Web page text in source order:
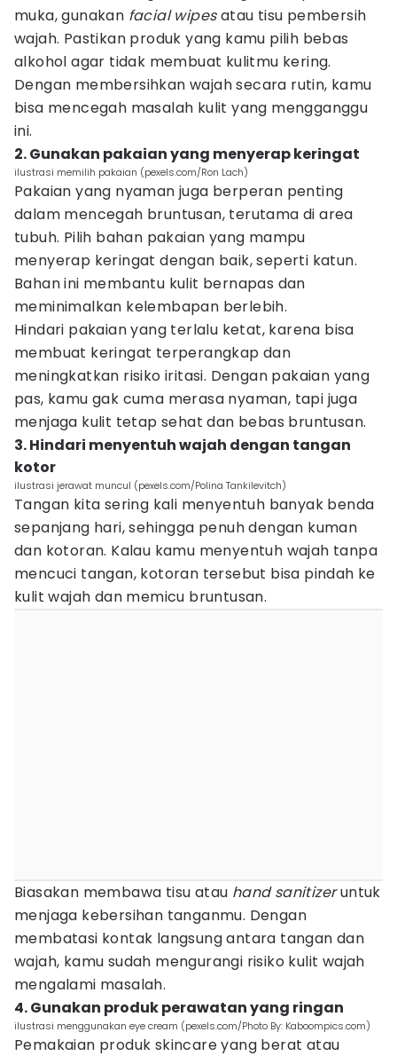
muka, gunakan facial wipesatau tisu pembersih
wajah. Pastikan produk yang kamu pilih bebas
alkohol agar tidak membuat kulitmu kering.
Dengan membersihkan wajah secara rutin, kamu
bisa mencegah masalah kulit yang mengganggu
ini.
2. Gunakan pakaian yang menyerap keringat
ilustrasi memilih pakaian (pexels.com/Ron Lach)
Pakaian yang nyaman juga berperan penting
dalam mencegah bruntusan, terutama di area
tubuh. Pilih bahan pakaian yang mampu
menyerap keringat dengan baik, seperti katun.
Bahan ini membantu kulit bernapas dan
meminimalkan kelembapan berlebih.
Hindari pakaian yang terlalu ketat, karena bisa
membuat keringat terperangkap dan
meningkatkan risiko iritasi. Dengan pakaian yang
pas, kamu gak cuma merasa nyaman, tapi juga
menjaga kulit tetap sehat dan bebas bruntusan.
3. Hindari menyentuh wajah dengan tangan
kotor
ilustrasi jerawat muncul (pexels.com/Polina Tankilevitch)
Tangan kita sering kali menyentuh banyak benda
sepanjang hari, sehingga penuh dengan kuman
dan kotoran. Kalau kamu menyentuh wajah tanpa
mencuci tangan, kotoran tersebut bisa pindah ke
kulit wajah dan memicu bruntusan.
Biasakan membawa tisu atau hand sanitizeruntuk
menjaga kebersihan tanganmu. Dengan
membatasi kontak langsung antara tangan dan
wajah, kamu sudah mengurangi risiko kulit wajah
mengalami masalah.
4. Gunakan produk perawatan yang ringan
ilustrasi menggunakan eye cream (pexels.com/Photo By: Kaboompics.com)
Pemakaian produk skincare yang berat atau